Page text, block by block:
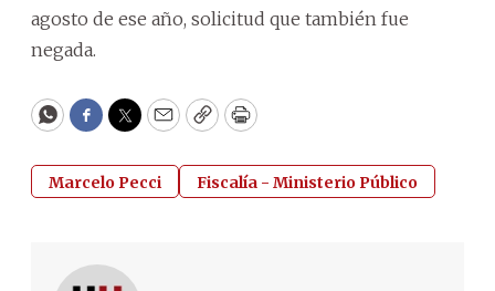
agosto de ese año, solicitud que también fue
negada.
WhatsApp
Facebook
Twitter
EmailCopyPrint
Marcelo Pecci Fiscalía - Ministerio Público